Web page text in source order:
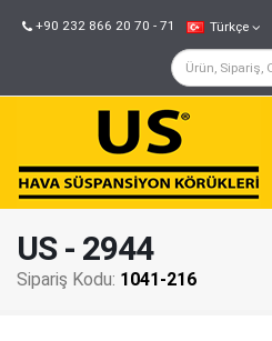
+90 232 866 20 70 - 71 Türkçe
US - 2944
Sipariş Kodu: 1041-216